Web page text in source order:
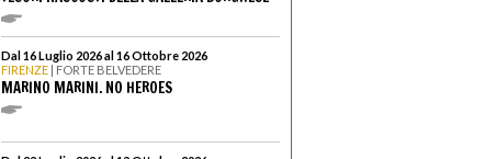
Dal 16 Luglio 2026 al 16 Ottobre 2026
FIRENZE | FORTE BELVEDERE
MARINO MARINI. NO HEROES